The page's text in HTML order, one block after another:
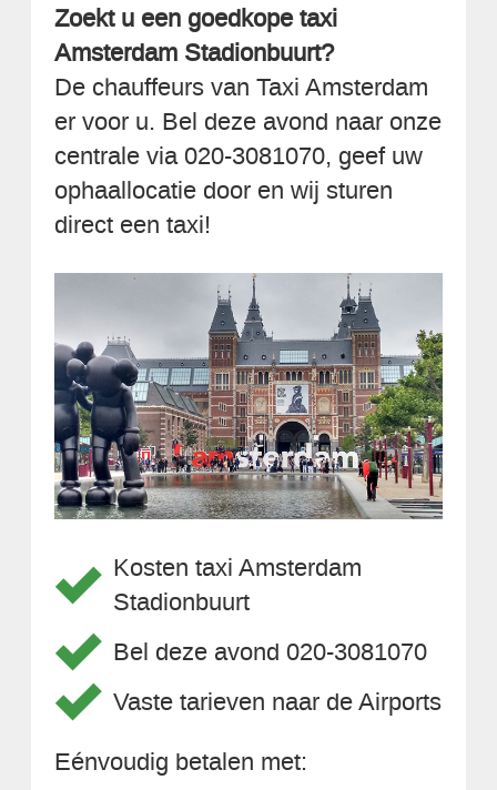
Zoekt u een goedkope taxi
Amsterdam Stadionbuurt?
De chauffeurs van Taxi Amsterdam
er voor u. Bel deze avond naar onze
centrale via 020-3081070, geef uw
ophaallocatie door en wij sturen
direct een taxi!
Kosten taxi Amsterdam
Stadionbuurt
Bel deze avond 020-3081070
Vaste tarieven naar de Airports
Eénvoudig betalen met: